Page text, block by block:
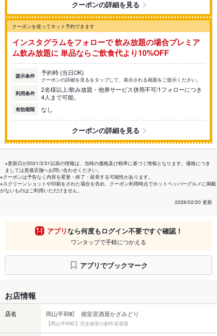
クーポンの詳細を見る
クーポンを使ってネット予約できます
インスタグラムをフォローで 飲み放題の場合プレミア
ム飲み放題に 単品ならご飲食代より10%OFF
提示条件 予約時 (当日OK)
クーポンの詳細を見るをタップして、表示される画面をご提示ください。
利用条件
2名様以上/飲み放題・他券サービス併用不可/1フォローにつき
4人まで可能。
有効期限 なし
クーポンの詳細を見る
※更新日が2021/3/31以前の情報は、当時の価格及び税率に基づく情報となります。価格につき
ましては直接店舗へお問い合わせください。
※クーポンは予告なく内容を変更・終了・延長する可能性があります。
※スクリーンショットや印刷をされた場合を含め、クーポン利用時点でホットペッパーグルメに掲載
がないものはご利用いただけません。
2026/02/20 更新
アプリなら何度もログイン不要ですぐ確認！
ワンタップで手軽につかえる
アプリでブックマーク
お店情報
店名 岡山平和町 個室居酒屋かざみどり
【岡山平和町】完全個室の創作居酒屋